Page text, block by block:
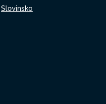
Slovinsko